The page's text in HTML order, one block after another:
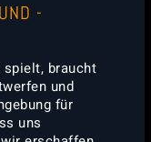
-
spielt, braucht
und
für
uns